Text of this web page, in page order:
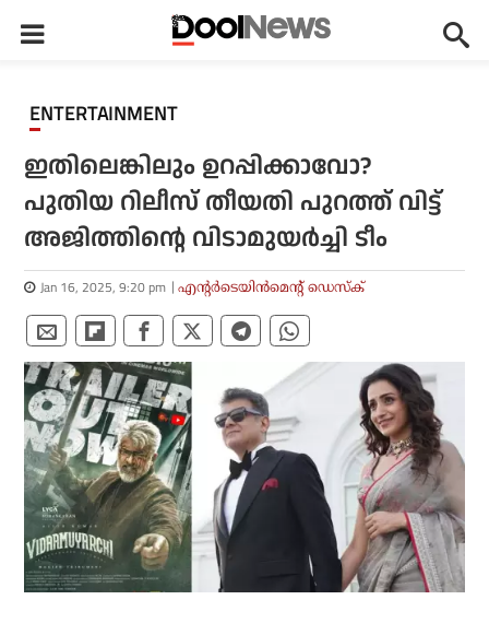
ENTERTAINMENT
ഇതിലെങ്കിലും ഉറപ്പിക്കാവോ?
പുതിയ റിലീസ് തീയതി പുറത്ത് വിട്ട്
അജിത്തിന്റെ വിടാമുയര്‍ച്ചി ടീം
Jan 16, 2025, 9:20 pm എന്റര്‍ടെയിന്‍മെന്റ് ഡെസ്‌ക്